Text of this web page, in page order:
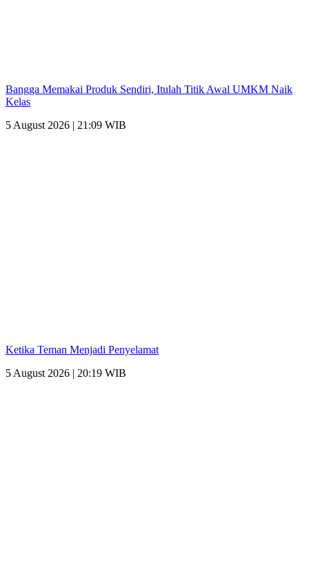
Bangga Memakai Produk Sendiri, Itulah Titik Awal UMKM Naik
Kelas
5 August 2026 | 21:09 WIB
Ketika Teman Menjadi Penyelamat
5 August 2026 | 20:19 WIB